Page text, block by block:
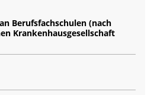
Berufsfachschulen (nach
Krankenhausgesellschaft